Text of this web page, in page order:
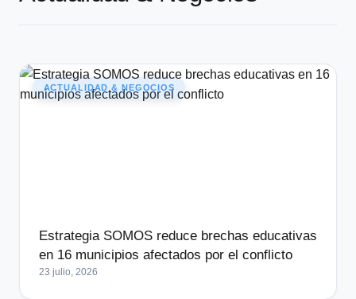
ACTUALIDAD & NEGOCIOS
Estrategia SOMOS reduce brechas educativas
en 16 municipios afectados por el conflicto
23 julio, 2026